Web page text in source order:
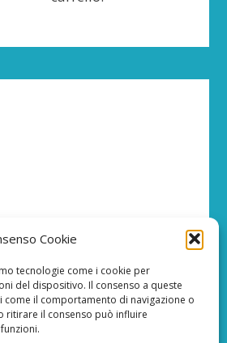
Cookie
tecnologie come i cookie per
del dispositivo. Il consenso a queste
il comportamento di navigazione o
ritirare il consenso può influire